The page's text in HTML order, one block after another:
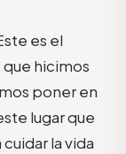
es el
hicimos
poner en
lugar que
la vida